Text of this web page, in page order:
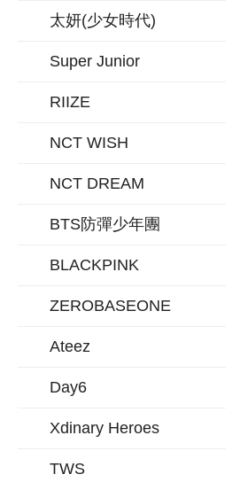
太妍(少女時代)
Super Junior
RIIZE
NCT WISH
NCT DREAM
BTS防彈少年團
BLACKPINK
ZEROBASEONE
Ateez
Day6
Xdinary Heroes
TWS